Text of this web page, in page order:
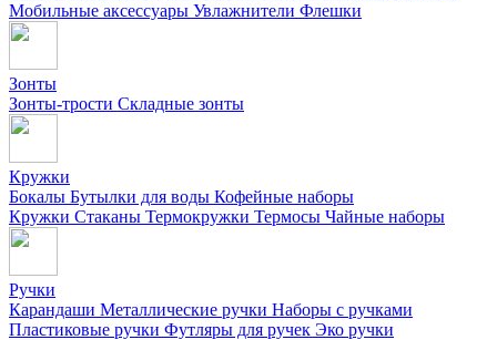
Мобильные аксессуары Увлажнители Флешки
Зонты
Зонты-трости Складные зонты
Кружки
Бокалы Бутылки для воды Кофейные наборы
Кружки Стаканы Термокружки Термосы Чайные наборы
Ручки
Карандаши Металлические ручки Наборы с ручками
Пластиковые ручки Футляры для ручек Эко ручки